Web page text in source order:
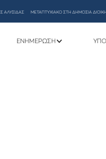
ΑΛΥΣΙΔΑΣ ΜΕΤΑΠΤΥΧΙΑΚΟ ΣΤΗ ΔΗΜΟΣΙΑ
ΕΝΗΜΈΡΩΣΗ